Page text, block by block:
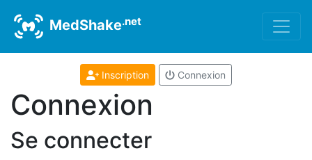
MedShake.net
Inscription Connexion
Connexion
Se connecter